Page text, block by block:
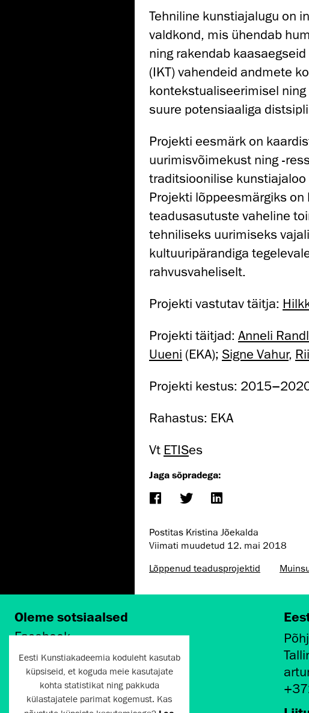
Tehniline kunstiajalugu on
valdkond, mis ühendab
ning rakendab
(IKT) vahendeid andmete
kontekstualiseerimisel
suure potensiaaliga
Projekti eesmärk on
uurimisvõimekust ning -
traditsioonilise
Projekti lõppeesmärgiks
teadusasutuste vaheline
tehniliseks uurimiseks
kultuuripärandiga
rahvusvaheliselt.
Projekti vastutav täitja:
Projekti täitjad: Anneli
Uueni (EKA); Signe Vahur,
Projekti kestus:
Rahastus: EKA
Vt ETISes
Jaga sõpradega:
Postitas Kristina Jõekalda
Viimati muudetud 12. mai 2018
Lõppenud teadusprojektid
Oleme sotsiaalsed
Facebook
Twitter
LinkedIn
Flickr
Vimeo
Eesti Kunstiakadeemia koduleht kasutab
küpsiseid, et koguda meie kasutajate
kohta statistikat ning pakkuda
külastajatele parimat kogemust. Kas